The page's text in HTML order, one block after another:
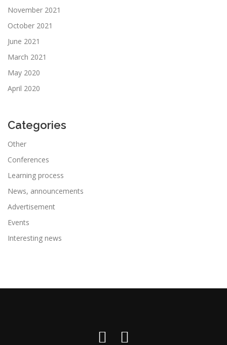
November 2021
October 2021
June 2021
March 2021
May 2020
April 2020
Categories
Other
Conferences
Learning process
News, announcements
Advertisement
Events
Interesting news